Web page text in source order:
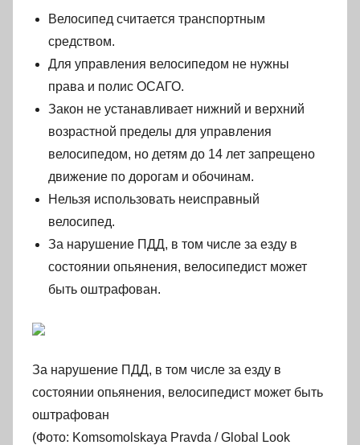
Велосипед считается транспортным
средством.
Для управления велосипедом не нужны
права и полис ОСАГО.
Закон не устанавливает нижний и верхний
возрастной пределы для управления
велосипедом, но детям до 14 лет запрещено
движение по дорогам и обочинам.
Нельзя использовать неисправный
велосипед.
За нарушение ПДД, в том числе за езду в
состоянии опьянения, велосипедист может
быть оштрафован.
За нарушение ПДД, в том числе за езду в
состоянии опьянения, велосипедист может быть
оштрафован
(Фото: Komsomolskaya Pravda / Global Look